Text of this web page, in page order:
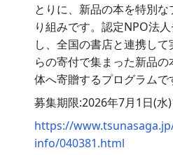
とりに、新品の本を特別
り組みです。認定NPO法
し、全国の書店と連携し
らの寄付で集まった新品
体へ寄贈するプログラムで
募集期限:2026年7月1日(水
https://
info/040381.html